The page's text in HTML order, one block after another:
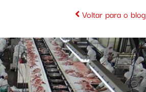
Voltar para o blog